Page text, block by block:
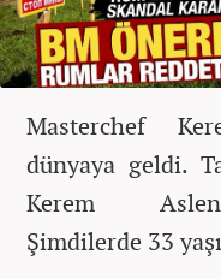
Masterchef
dünyaya geldi.
Kerem Aslen
Şimdilerde 33